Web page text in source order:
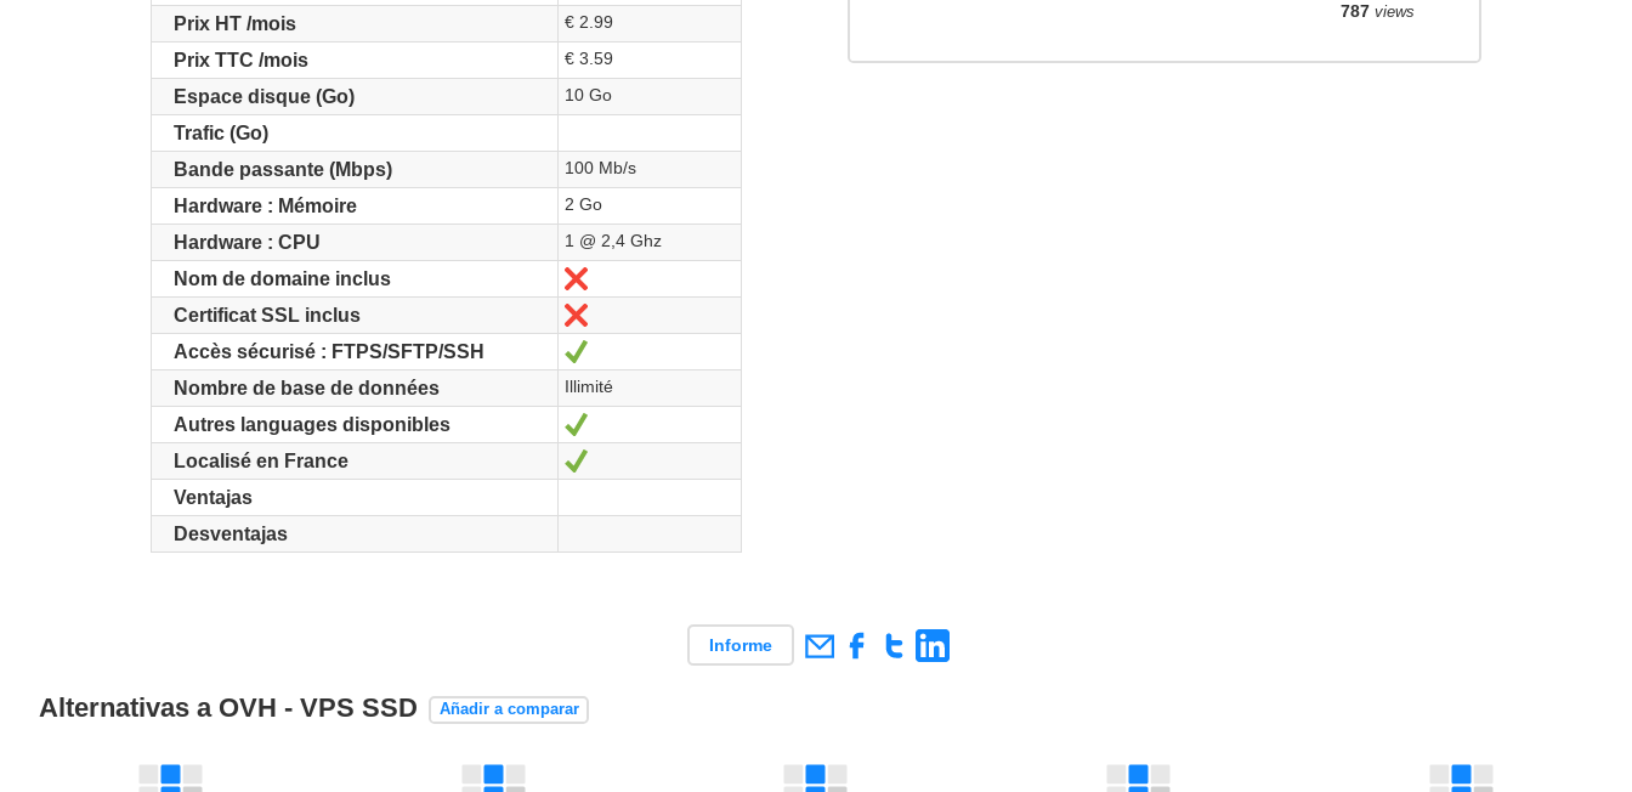
Prix HT /mois € 2.99
Prix TTC /mois € 3.59
Espace disque (Go) 10 Go
Trafic (Go)
Bande passante (Mbps)
100 Mb/s
Hardware : Mémoire 2 Go
Hardware : CPU 1 @ 2,4 Ghz
Nom de domaine inclus
Certificat SSL inclus
Accès sécurisé : FTPS/SFTP/SSH
Nombre de base de données Illimité
Autres languages disponibles
Localisé en France
Ventajas
Desventajas
787 views
Informe
Alternativas a OVH - VPS SSD Añadir a comparar